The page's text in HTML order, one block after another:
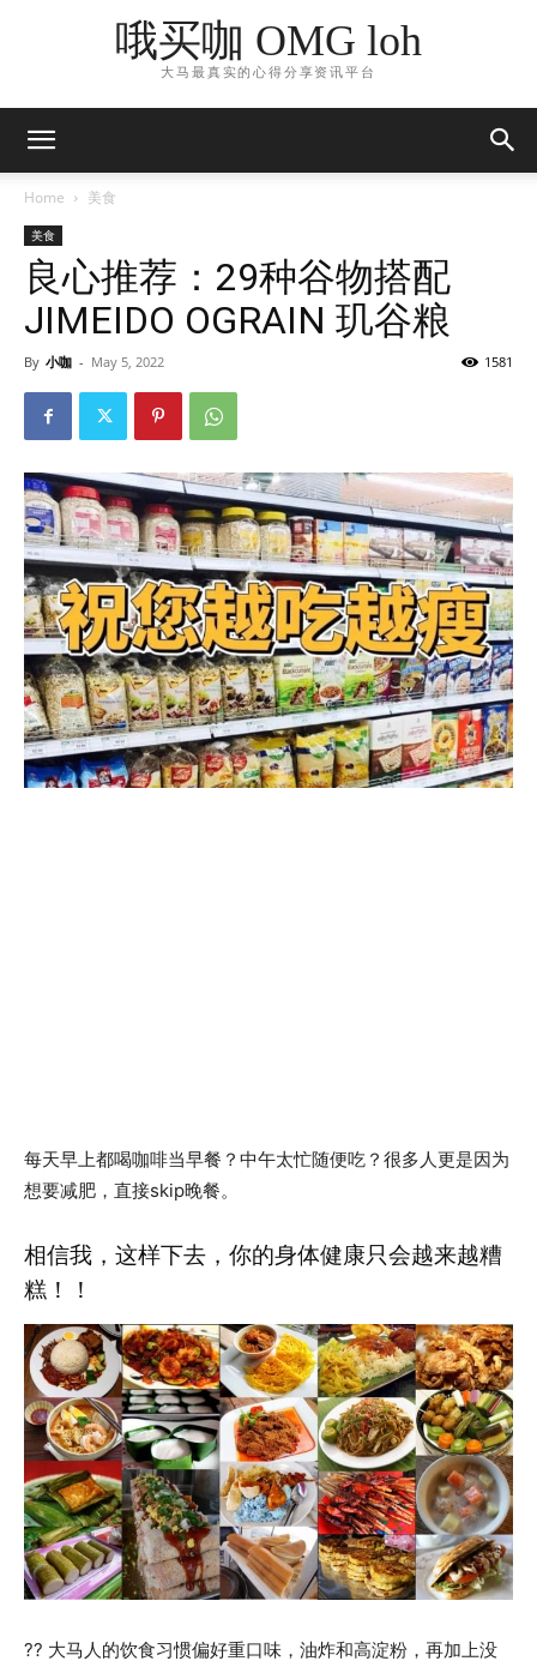
哦买咖 OMG loh
大马最真实的心得分享资讯平台
Home 美食
美食
良心推荐：29种谷物搭配
JIMEIDO OGRAIN 玑谷粮
By 小咖 - May 5, 2022 1581
每天早上都喝咖啡当早餐？中午太忙随便吃？很多人更是因为
想要减肥，直接skip晚餐。
相信我，这样下去，你的身体健康只会越来越糟
糕！！
?? 大马人的饮食习惯偏好重口味，油炸和高淀粉，再加上没